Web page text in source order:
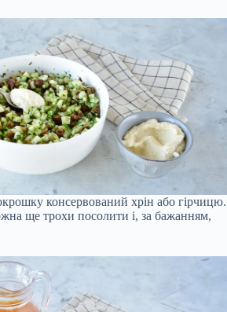
консервований хрін або гірчицю.
ще трохи посолити і, за бажанням,